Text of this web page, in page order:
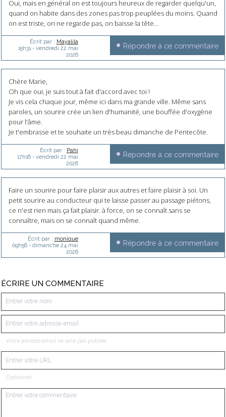
Oui, mais en général on est toujours heureux de regarder quelqu'un,
quand on habite dans des zones pas trop peuplées du moins. Quand
on est triste, on ne regarde pas, on baisse la tête...
Écrit par : Mayalila
15h31 - vendredi 22 mai
2026
Répondre à ce commentaire
Chère Marie,
Oh que oui, je suis tout à fait d'accord avec toi !
Je vis cela chaque jour, même ici dans ma grande ville. Même sans
paroles, un sourire crée un lien d'humanité, une bouffée d'oxygène
pour l'âme.
Je t'embrasse et te souhaite un très beau dimanche de Pentecôte.
Écrit par : Pahi
17h16- vendredi 22 mai
2026
Répondre à ce commentaire
Faire un sourire pour faire plaisir aux autres et faire plaisir à soi. Un
petit sourire au conducteur qui te laisse passer au passage piétons,
ce n'est rien mais ça fait plaisir. à force, on se connaît sans se
connaître, mais on se connaît quand même.
Écrit par : monique
09h56- dimanche 24 mai
2026
Répondre à ce commentaire
ÉCRIRE UN COMMENTAIRE
Votre adresse email ne sera pas publiée
Optionnel